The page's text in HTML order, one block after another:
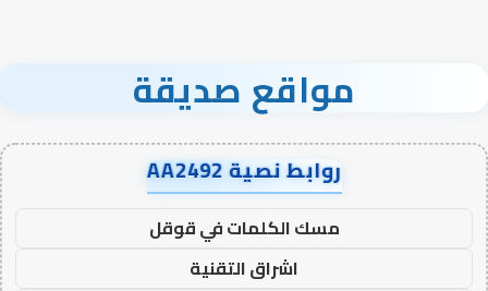
مواقع صديقة
روابط نصية AA2492
مسك الكلمات في قوقل
اشراق التقنية